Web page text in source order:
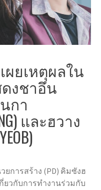
เผยเหตุผลใน
งชาอึน
นกา
และฮวาง
การสร้าง (PD) คิมซังฮ
กี่ยวกับการทำงานร่วมกับ